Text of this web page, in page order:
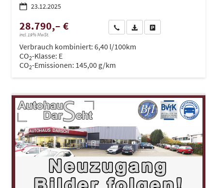
23.12.2025
28.790,– €
incl. 19% MwSt.
Wir rufen Sie anPDF-Datei, Fahrzeugexposé
Verbrauch kombiniert: 6,40 l/100km
CO2-Klasse: E
CO2-Emissionen: 145,00 g/km